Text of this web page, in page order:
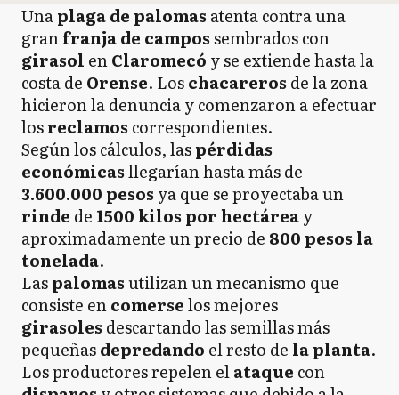
Unaplaga de palomas atenta contra una
granfranja de campossembrados con
girasol enClaromecó y se extiende hasta la
costa de Orense. Loschacareros de la zona
hicieron la denuncia y comenzaron a efectuar
losreclamos correspondientes.
Según los cálculos, laspérdidas
económicasllegarían hasta más de
3.600.000 pesos ya que se proyectaba un
rinde de 1500 kilos por hectáreay
aproximadamente un precio de 800 pesos la
tonelada.
Laspalomasutilizan un mecanismo que
consiste encomerselos mejores
girasoles descartando las semillas más
pequeñasdepredando el resto de la planta.
Los productores repelen elataque con